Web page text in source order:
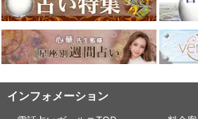
インフォメーション